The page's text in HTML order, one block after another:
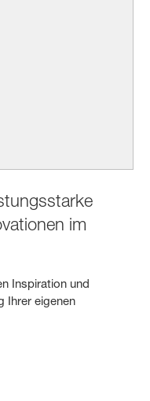
im
Inspiration und
Ihrer eigenen